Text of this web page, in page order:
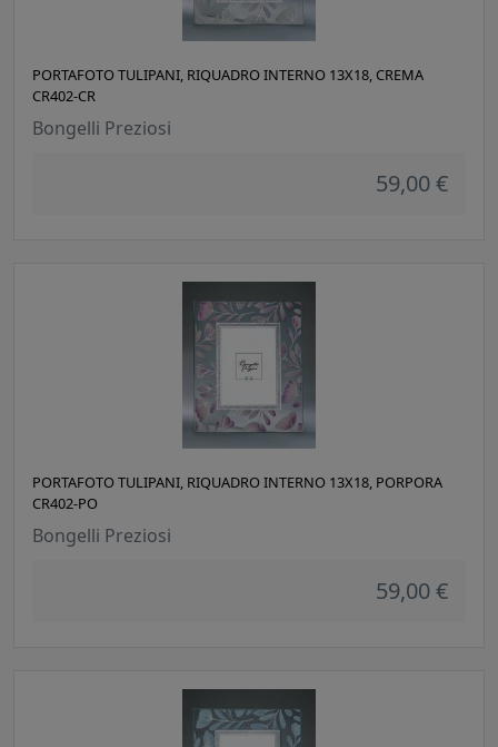
PORTAFOTO TULIPANI, RIQUADRO INTERNO 13X18, CREMA
CR402-CR
Bongelli Preziosi
59,00 €
PORTAFOTO TULIPANI, RIQUADRO INTERNO 13X18, PORPORA
CR402-PO
Bongelli Preziosi
59,00 €